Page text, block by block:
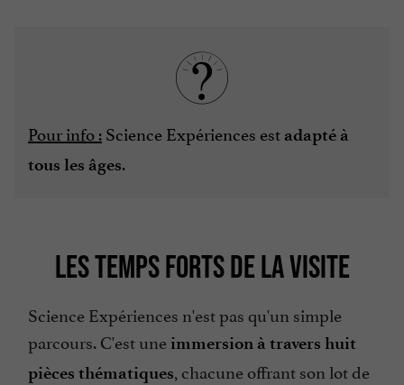
Pour info :Science Expériences est adapté à
tous les âges.
LES TEMPS FORTS DE LA VISITE
Science Expériences n'est pas qu'un simple
parcours. C'est uneimmersion à travers huit
pièces thématiques, chacune offrant son lot de